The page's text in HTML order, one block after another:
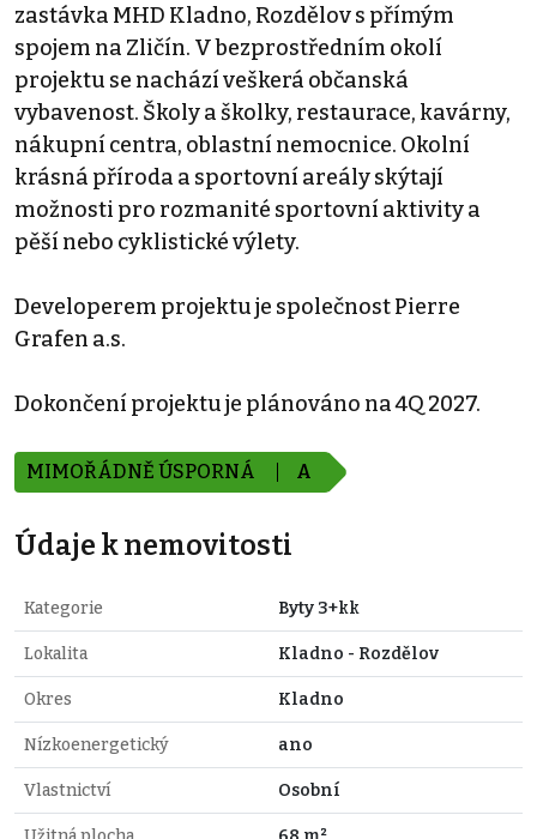
zastávka MHD Kladno, Rozdělov s přímým
spojem na Zličín. V bezprostředním okolí
projektu se nachází veškerá občanská
vybavenost. Školy a školky, restaurace, kavárny,
nákupní centra, oblastní nemocnice. Okolní
krásná příroda a sportovní areály skýtají
možnosti pro rozmanité sportovní aktivity a
pěší nebo cyklistické výlety.
Developerem projektu je společnost Pierre
Grafen a.s.
Dokončení projektu je plánováno na 4Q 2027.
MIMOŘÁDNĚ ÚSPORNÁ A
Údaje k nemovitosti
Kategorie Byty 3+kk
Lokalita Kladno - Rozdělov
Okres Kladno
Nízkoenergetický ano
Vlastnictví Osobní